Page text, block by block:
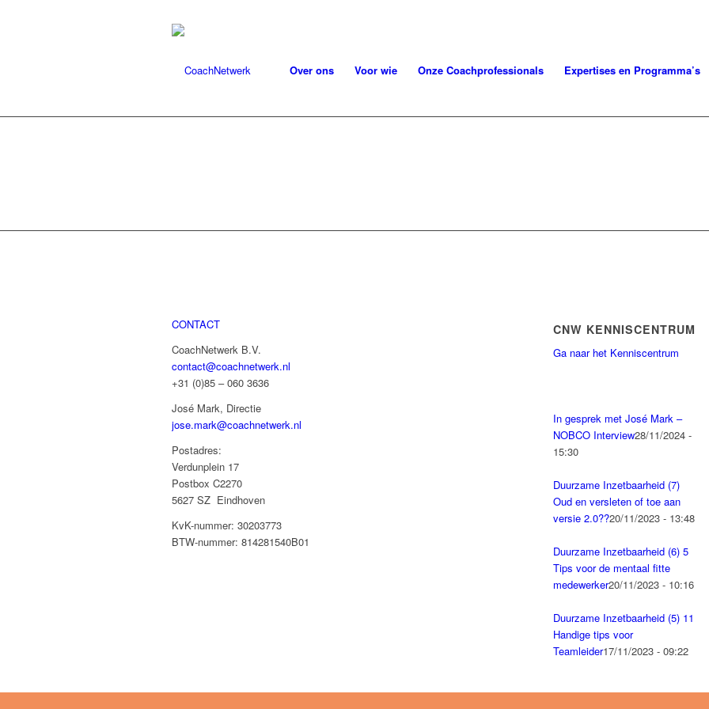
Over ons Voor wie Onze Coachprofessionals Expertises en Programma’s
CONTACT
CoachNetwerk B.V.
contact@coachnetwerk.nl
+31 (0)85 – 060 3636
José Mark, Directie
jose.mark@coachnetwerk.nl
Postadres:
Verdunplein 17
Postbox C2270
5627 SZ Eindhoven
KvK-nummer: 30203773
BTW-nummer: 814281540B01
CNW KENNISCENTRUM
Ga naar het Kenniscentrum
In gesprek met José Mark –
NOBCO Interview28/11/2024 -
15:30
Duurzame Inzetbaarheid (7)
Oud en versleten of toe aan
versie 2.0??20/11/2023 - 13:48
Duurzame Inzetbaarheid (6) 5
Tips voor de mentaal fitte
medewerker20/11/2023 - 10:16
Duurzame Inzetbaarheid (5) 11
Handige tips voor
Teamleider17/11/2023 - 09:22